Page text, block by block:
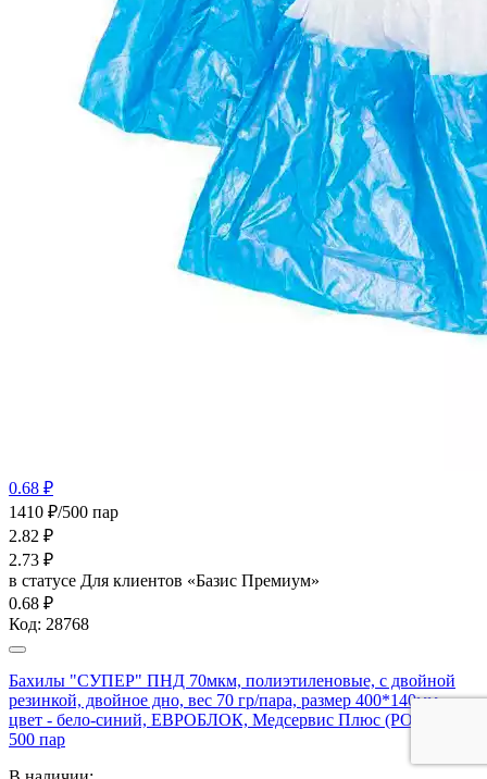
0.68 ₽
1410 ₽/500 пар
2.82 ₽
2.73 ₽
в статусе Для клиентов «Базис Премиум»
0.68 ₽
Код: 28768
Бахилы "СУПЕР" ПНД 70мкм, полиэтиленовые, с двойной
резинкой, двойное дно, вес 70 гр/пара, размер 400*140мм,
цвет - бело-синий, ЕВРОБЛОК, Медсервис Плюс (РОССИЯ),
500 пар